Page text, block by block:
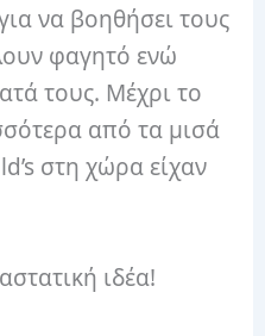
να βοηθήσει τους
φαγητό ενώ
τους. Μέχρι το
από τα μισά
στη χώρα είχαν
ιδέα!